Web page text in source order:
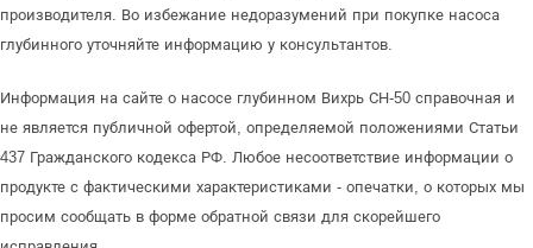
производителя. Во избежание недоразумений при покупке насоса
глубинного уточняйте информацию у консультантов.
Информация на сайте о насосе глубинном Вихрь СН-50 справочная и
не является публичной офертой, определяемой положениями Статьи
437 Гражданского кодекса РФ. Любое несоответствие информации о
продукте с фактическими характеристиками - опечатки, о которых мы
просим сообщать в форме обратной связи для скорейшего